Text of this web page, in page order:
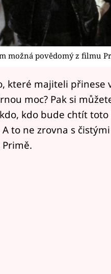
možná povědomý z filmu
které majiteli přinese
moc? Pak si
kdo bude chtít
to ne zrovna s